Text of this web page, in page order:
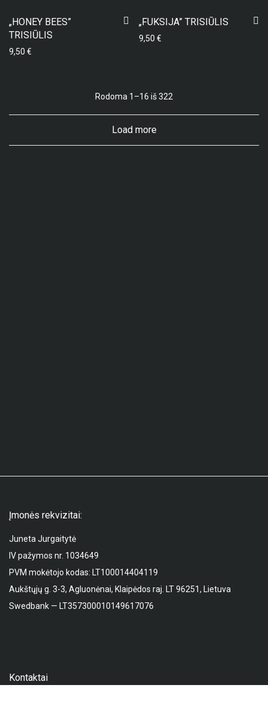
„HONEY BEES”
TRISIŪLIS
9,50 €
„FUKSIJA” TRISIŪLIS
9,50 €
Rodoma 1–16 iš 322
Load more
Įmonės rekvizitai:
Juneta Jurgaitytė
IV pažymos nr. 1034649
PVM mokėtojo kodas: LT100014404119
Aukštųjų g. 3-3, Agluonėnai, Klaipėdos raj. LT 96251, Lietuva
Swedbank — LT357300010149617076
Kontaktai